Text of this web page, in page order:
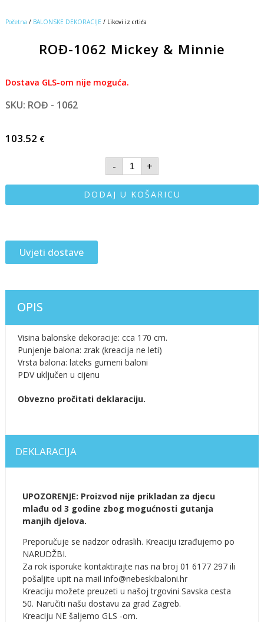
Početna / BALONSKE DEKORACIJE / Likovi iz crtića
ROĐ-1062 Mickey & Minnie
Dostava GLS-om nije moguća.
SKU: ROĐ - 1062
103.52 €
- +
DODAJ U KOŠARICU
Uvjeti dostave
OPIS
Visina balonske dekoracije: cca 170 cm.
Punjenje balona: zrak (kreacija ne leti)
Vrsta balona: lateks gumeni baloni
PDV uključen u cijenu
Obvezno pročitati deklaraciju.
DEKLARACIJA
UPOZORENJE: Proizvod nije prikladan za djecu
mlađu od 3 godine zbog mogućnosti gutanja
manjih djelova.
Preporučuje se nadzor odraslih. Kreaciju izrađujemo po
NARUDŽBI.
Za rok isporuke kontaktirajte nas na broj 01 6177 297 ili
pošaljite upit na mail info@nebeskibaloni.hr
Kreaciju možete preuzeti u našoj trgovini Savska cesta
50. Naručiti našu dostavu za grad Zagreb.
Kreaciju NE šaljemo GLS -om.